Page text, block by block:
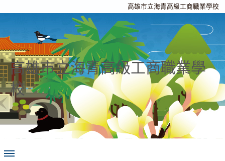
高雄市立海青高級工商職業學校
高雄市立海青高級工商職業學
校